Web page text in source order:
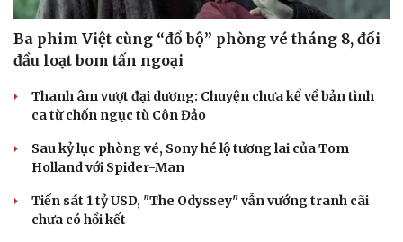
Ba phim Việt cùng “đổ bộ” phòng vé tháng 8, đối
đầu loạt bom tấn ngoại
Thanh âm vượt đại dương: Chuyện chưa kể về bản tình
ca từ chốn ngục tù Côn Đảo
Sau kỷ lục phòng vé, Sony hé lộ tương lai của Tom
Holland với Spider-Man
Tiến sát 1 tỷ USD, "The Odyssey" vẫn vướng tranh cãi
chưa có hồi kết